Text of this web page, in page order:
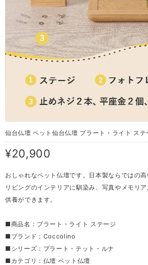
仙台仏壇 ペット仙台仏壇 プラート・ライト ステ
¥20,900
おしゃれなペット仏壇です。日本製ならではの高
リビングのインテリアに馴染み、写真やメモリ
供養ができます。
■商品名：プラート・ライト ステージ
■ブランド：Coccolino
■シリーズ：プラート・テット・ルナ
■カテゴリ：仏壇 ペット仏壇